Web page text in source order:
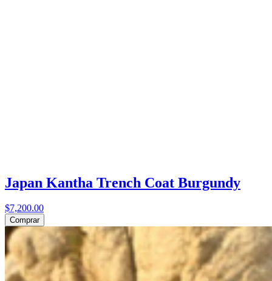
Japan Kantha Trench Coat Burgundy
$7,200.00
Comprar